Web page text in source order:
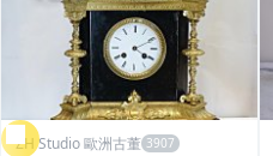
ZH Studio 歐洲古董